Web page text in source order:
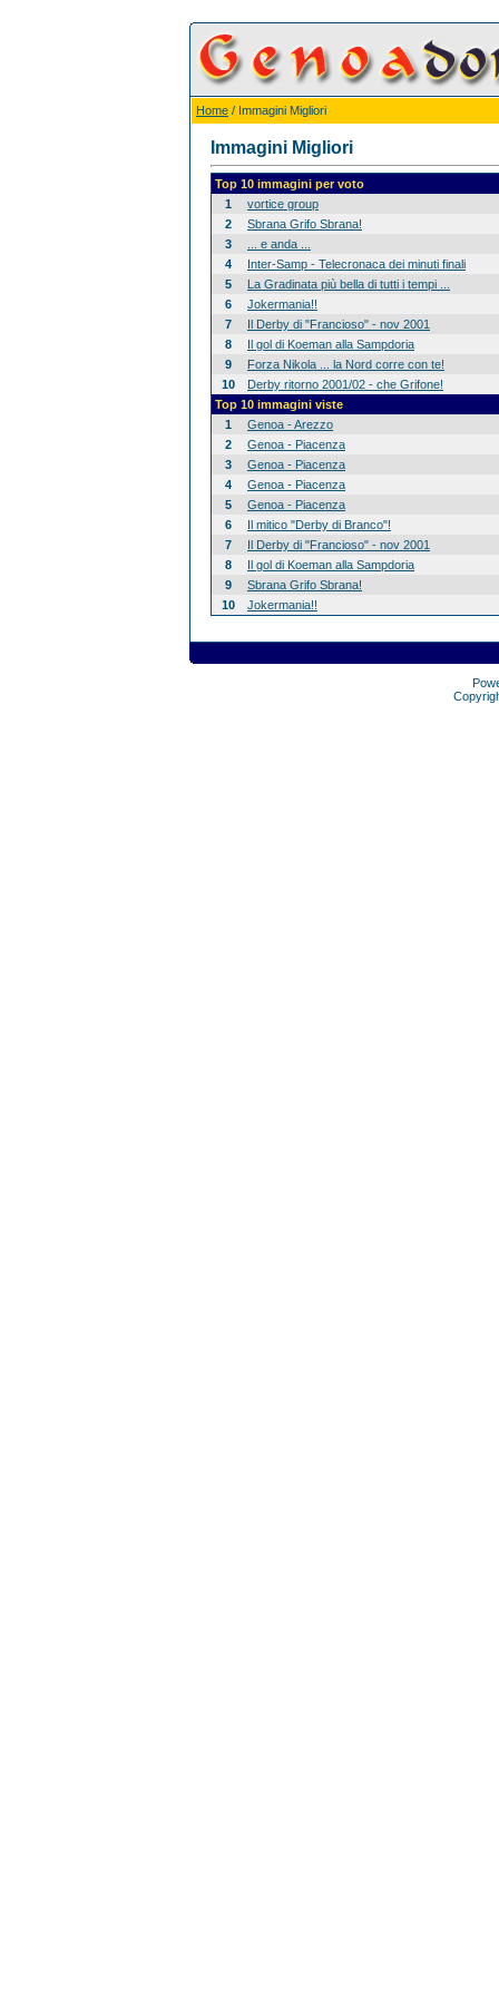
Home / Immagini Migliori
Immagini Migliori
Top 10 immagini per voto
1
vortice group
2
Sbrana Grifo Sbrana!
3
... e anda ...
4
Inter-Samp - Telecronaca dei minuti finali
5
La Gradinata più bella di tutti i tempi ...
6
Jokermania!!
7
Il Derby di "Francioso" - nov 2001
8
Il gol di Koeman alla Sampdoria
9
Forza Nikola ... la Nord corre con te!
10
Derby ritorno 2001/02 - che Grifone!
Top 10 immagini viste
1
Genoa - Arezzo
2
Genoa - Piacenza
3
Genoa - Piacenza
4
Genoa - Piacenza
5
Genoa - Piacenza
6
Il mitico "Derby di Branco"!
7
Il Derby di "Francioso" - nov 2001
8
Il gol di Koeman alla Sampdoria
9
Sbrana Grifo Sbrana!
10
Jokermania!!